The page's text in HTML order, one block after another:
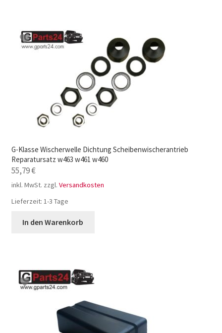
G-Klasse Wischerwelle Dichtung Scheibenwischerantrieb
Reparatursatz w463 w461 w460
55,79€
inkl. MwSt. zzgl. Versandkosten
Lieferzeit: 1-3 Tage
In den Warenkorb